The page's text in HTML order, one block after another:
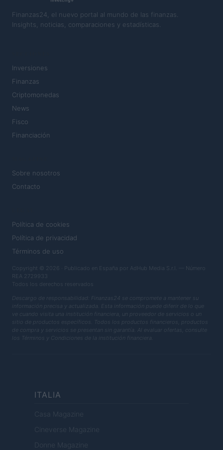
Finanzas24, el nuevo portal al mundo de las finanzas.
Insights, noticias, comparaciones y estadísticas.
Inversiones
Finanzas
Criptomonedas
News
Fisco
Financiación
Sobre nosotros
Contacto
Política de cookies
Política de privacidad
Términos de uso
Copyright © 2026 · Publicado en España por AdHub Media S.r.l. — Número
REA 2729933
Todos los derechos reservados
Descargo de responsabilidad: Finanzas24 se compromete a mantener su
información precisa y actualizada. Esta información puede diferir de lo que
ve cuando visita una institución financiera, un proveedor de servicios o un
sitio de productos específicos. Todos los productos financieros, productos
de compra y servicios se presentan sin garantía. Al evaluar ofertas, consulte
los Términos y Condiciones de la institución financiera.
ITALIA
Casa Magazine
Cineverse Magazine
Donne Magazine